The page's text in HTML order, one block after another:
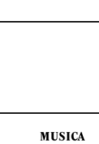
MUSICA